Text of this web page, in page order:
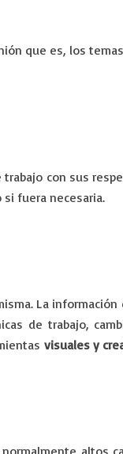
que es, los
con sus
fuera necesaria.
La
de trabajo,
visuales y
altos